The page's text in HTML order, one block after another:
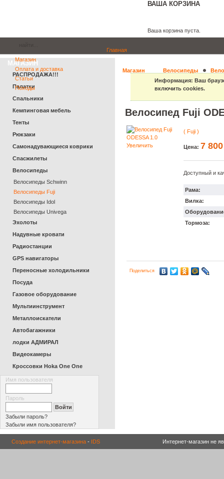
ВАША КОРЗИНА
Ваша корзина пуста.
Главная
Магазин
Оплата и доставка
Статьи
Походы
Магазин Велосипеды
Информация: Ваш
включить cookies.
Велосипед Fuji
Увеличить
( Fuji )
Цена: 7
Доступный и
Рама:
Вилка:
Тормоза:
Поделиться
МАГАЗИН
РАСПРОДАЖА!!!
Палатки
Спальники
Кемпинговая мебель
Тенты
Рюкзаки
Самонадувающиеся коврики
Спасжилеты
Велосипеды
Велосипеды Schwinn
Велосипеды Fuji
Велосипеды Idol
Велосипеды Univega
Эхолоты
Надувные кровати
Радиостанции
GPS навигаторы
Переносные холодильники
Посуда
Газовое оборудование
Мультиинструмент
Металлоискатели
Автобагажники
лодки АДМИРАЛ
Видеокамеры
Кроссовки Hoka One One
Имя пользователя
Пароль
Забыли пароль?
Забыли имя пользователя?
Создание интернет-магазина - IDS Интернет-магазин не